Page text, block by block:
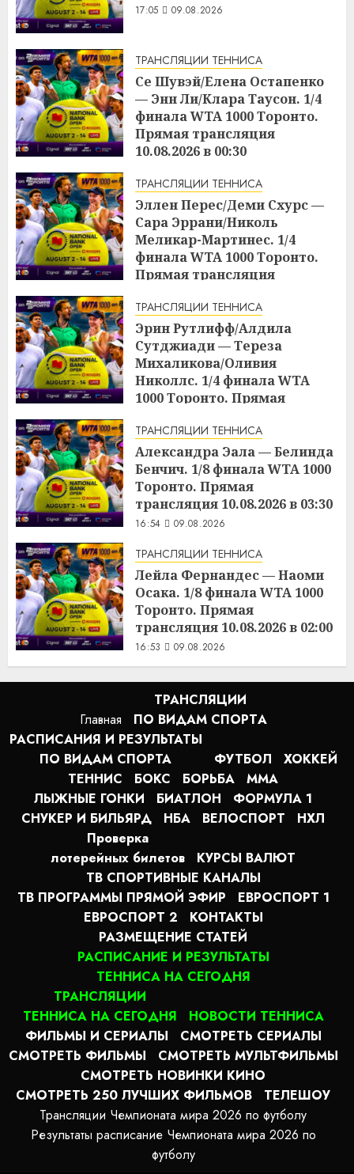
17:05 09.08.2026
ТРАНСЛЯЦИИ ТЕННИСА
Се Шувэй/Елена Остапенко
— Энн Ли/Клара Таусон. 1/4
финала WTA 1000 Торонто.
Прямая трансляция
10.08.2026 в 00:30
ТРАНСЛЯЦИИ ТЕННИСА
Эллен Перес/Деми Схурс —
Сара Эррани/Николь
Меликар-Мартинес. 1/4
финала WTA 1000 Торонто.
Прямая трансляция
17:03 09.08.2026
ТРАНСЛЯЦИИ ТЕННИСА
Эрин Рутлифф/Алдила
Сутджиади — Тереза
Михаликова/Оливия
Николлс. 1/4 финала WTA
1000 Торонто. Прямая
17:01 09.08.2026
ТРАНСЛЯЦИИ ТЕННИСА
Александра Эала — Белинда
Бенчич. 1/8 финала WTA 1000
Торонто. Прямая
трансляция 10.08.2026 в 03:30
16:54 09.08.2026
ТРАНСЛЯЦИИ ТЕННИСА
Лейла Фернандес — Наоми
Осака. 1/8 финала WTA 1000
Торонто. Прямая
трансляция 10.08.2026 в 02:00
16:53 09.08.2026
Главная
ТРАНСЛЯЦИИ
ПО ВИДАМ СПОРТA
РАСПИСАНИЯ И РЕЗУЛЬТАТЫ
ПО ВИДАМ СПОРТА
ФУТБОЛ
ХОККЕЙ
ТЕННИС
БОКС БОРЬБА
MMA
ЛЫЖНЫЕ ГОНКИ
БИАТЛОН
ФОРМУЛА 1
СНУКЕР И БИЛЬЯРД
НБА ВЕЛОСПОРТ
НХЛ
Проверка
лотерейных билетов
КУРСЫ ВАЛЮТ
ТВ СПОРТИВНЫЕ КАНАЛЫ
ТВ ПРОГРАММЫ ПРЯМОЙ ЭФИР
ЕВРОСПОРТ 1
ЕВРОСПОРТ 2
КОНТАКТЫ
РАЗМЕЩЕНИЕ СТАТЕЙ
РАСПИСАНИЕ И РЕЗУЛЬТАТЫ
ТЕННИСА НА СЕГОДНЯ
ТРАНСЛЯЦИИ
ТЕННИСА НА СЕГОДНЯ
НОВОСТИ ТЕННИСА
ФИЛЬМЫ И СЕРИАЛЫ
СМОТРЕТЬ СЕРИАЛЫ
СМОТРЕТЬ ФИЛЬМЫ
СМОТРЕТЬ МУЛЬТФИЛЬМЫ
СМОТРЕТЬ НОВИНКИ КИНО
СМОТРЕТЬ 250 ЛУЧШИХ ФИЛЬМОВ
ТЕЛЕШОУ
Трансляции Чемпионата мира 2026 по футболу
Результаты расписание Чемпионата мира 2026 по
футболу